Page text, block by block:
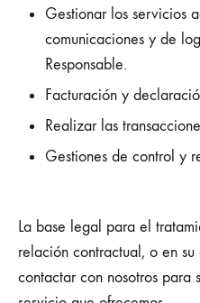
Gestionar los servicios
comunicaciones y de
Responsable.
Facturación y
Realizar las
Gestiones de control y
La base legal para el
relación contractual, o en
contactar con nosotros para